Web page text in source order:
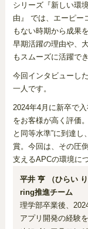
シリーズ『新しい環
由』 では、エーピー
もない時期から成果
早期活躍の理由や、
もスムーズに活躍で
今回インタビューし
一人です。
2024年4月に新卒で
をお客様が高く評価
と同等水準”に到達し
賞。今回は、その圧
支えるAPCの環境に
平井 亨 （ひらい
ring推進チーム
理学部卒業後、
アプリ開発の経験